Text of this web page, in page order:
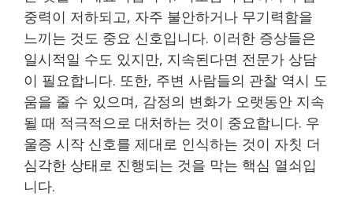
중력이 저하되고, 자주 불안하거나 무기력함을
느끼는 것도 중요 신호입니다. 이러한 증상들은
일시적일 수도 있지만, 지속된다면 전문가 상담
이 필요합니다. 또한, 주변 사람들의 관찰 역시 도
움을 줄 수 있으며, 감정의 변화가 오랫동안 지속
될 때 적극적으로 대처하는 것이 중요합니다. 우
울증 시작 신호를 제대로 인식하는 것이 자칫 더
심각한 상태로 진행되는 것을 막는 핵심 열쇠입
니다.